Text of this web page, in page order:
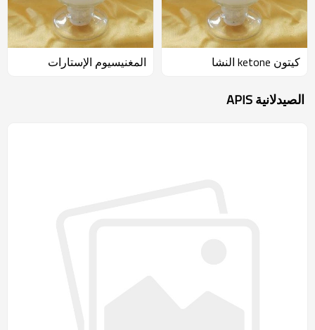
كيتون ketone النشا المغنيسيوم الإستارات
الصيدلانية APIS